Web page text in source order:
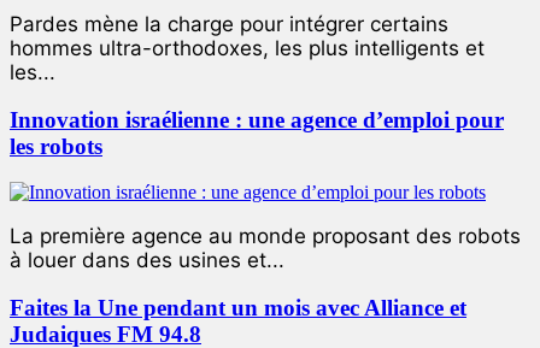
Pardes mène la charge pour intégrer certains
hommes ultra-orthodoxes, les plus intelligents et
les...
Innovation israélienne : une agence d’emploi pour
les robots
La première agence au monde proposant des robots
à louer dans des usines et...
Faites la Une pendant un mois avec Alliance et
Judaiques FM 94.8